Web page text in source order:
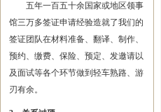
五年一百五十余国家或地区领事
馆三万多签证申请经验造就了我们的
签证团队在材料准备、翻译、制作、
预约、缴费、保险、预定、发邀请以
及面试等各个环节做到轻车熟路、游
刃有余。